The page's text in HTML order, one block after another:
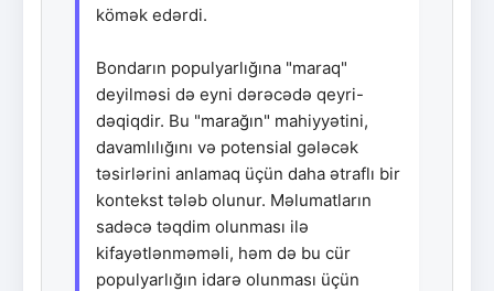
kömək edərdi.
Bondarın populyarlığına "maraq"
deyilməsi də eyni dərəcədə qeyri-
dəqiqdir. Bu "marağın" mahiyyətini,
davamlılığını və potensial gələcək
təsirlərini anlamaq üçün daha ətraflı bir
kontekst tələb olunur. Məlumatların
sadəcə təqdim olunması ilə
kifayətlənməməli, həm də bu cür
populyarlığın idarə olunması üçün